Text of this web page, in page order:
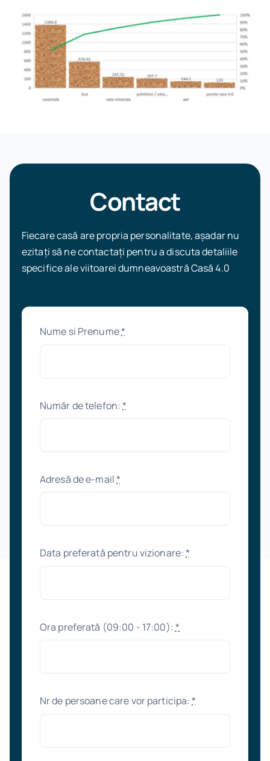
Contact
Fiecare casă are propria personalitate, așadar nu
ezitați să ne contactați pentru a discuta detaliile
specifice ale viitoarei dumneavoastră Casă 4.0
Nume si Prenume*
Număr de telefon:*
Adresă de e-mail*
Data preferată pentru vizionare:*
Ora preferată (09:00 - 17:00): *
Nr de persoane care vor participa:*